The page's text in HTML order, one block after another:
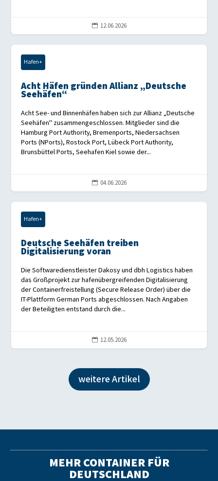
 12.06.2026
Hafen+
Acht Häfen gründen Allianz „Deutsche
Seehäfen“
Acht See- und Binnenhäfen haben sich zur Allianz „Deutsche
Seehäfen" zusammengeschlossen. Mitglieder sind die
Hamburg Port Authority, Bremenports, Niedersachsen
Ports (NPorts), Rostock Port, Lübeck Port Authority,
Brunsbüttel Ports, Seehafen Kiel sowie der...
 04.06.2026
Hafen+
Deutsche Seehäfen treiben
Digitalisierung voran
Die Softwaredienstleister Dakosy und dbh Logistics haben
das Großprojekt zur hafenübergreifenden Digitalisierung
der Containerfreistellung (Secure Release Order) über die
IT-Plattform German Ports abgeschlossen. Nach Angaben
der Beteiligten entstand durch die...
 12.05.2026
weitere Artikel
MEHR CONTAINER FÜR
DEUTSCHLAND